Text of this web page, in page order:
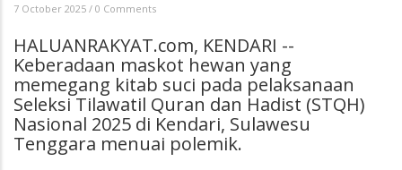
7 October 2025 / 0 Comments
HALUANRAKYAT.com, KENDARI --
Keberadaan maskot hewan yang
memegang kitab suci pada pelaksanaan
Seleksi Tilawatil Quran dan Hadist (STQH)
Nasional 2025 di Kendari, Sulawesu
Tenggara menuai polemik.